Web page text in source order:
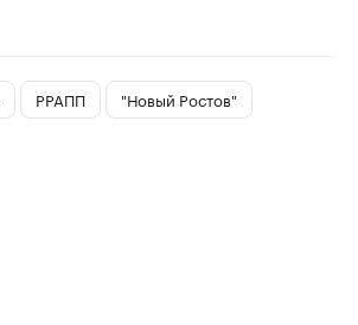
РРАПП "Новый Ростов"